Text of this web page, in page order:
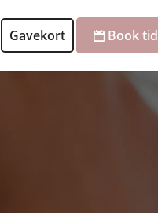
Gavekort Book tid